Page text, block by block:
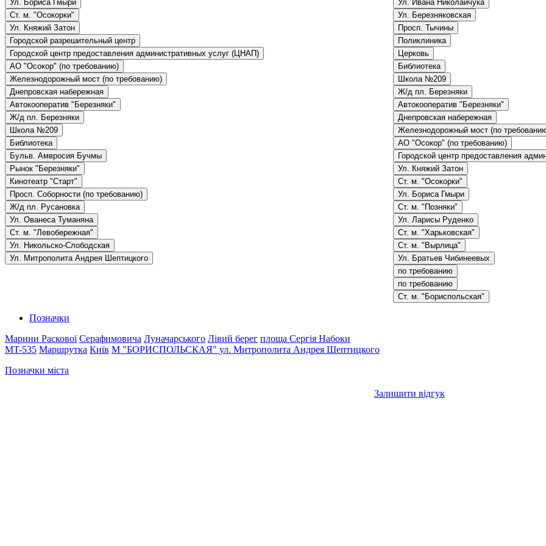
Ул. Бориса Гмыри
Ст. м. "Осокорки"
Ул. Княжий Затон
Городской разрешительный центр
Городской центр предоставления административных услуг (ЦНАП)
АО "Осокор" (по требованию)
Железнодорожный мост (по требованию)
Днепровская набережная
Автокооператив "Березняки"
Ж/д пл. Березняки
Школа №209
Библиотека
Бульв. Амвросия Бучмы
Рынок "Березняки"
Кинотеатр "Старт"
Просп. Соборности (по требованию)
Ж/д пл. Русановка
Ул. Ованеса Туманяна
Ст. м. "Левобережная"
Ул. Никольско-Слободская
Ул. Митрополита Андрея Шептицкого
Ул. Ивана Николайчука
Ул. Березняковская
Просп. Тычины
Поликлиника
Церковь
Библиотека
Школа №209
Ж/д пл. Березняки
Автокооператив "Березняки"
Днепровская набережная
Железнодорожный мост (по
АО "Осокор" (по требованию)
Городской центр предоставления
Ул. Княжий Затон
Ст. м. "Осокорки"
Ул. Бориса Гмыри
Ст. м. "Позняки"
Ул. Ларисы Руденко
Ст. м. "Харьковская"
Ст. м. "Вырлица"
Ул. Братьев Чибинеевых
по требованию
по требованию
Ст. м. "Бориспольская"
Позначки
Марини Раскової Серафимовича Луначарського Лівий берег площа Сергія Набоки
MT-535 Маршрутка Київ М "БОРИСПОЛЬСКАЯ" ул. Митрополита Андрея Шептицкого
Позначки міста
Залишити відгук